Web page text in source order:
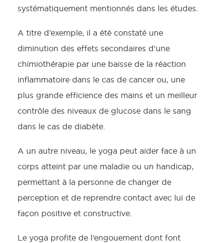
systématiquement mentionnés dans les études.
A titre d’exemple, il a été constaté une
diminution des effets secondaires d’une
chimiothérapie par une baisse de la réaction
inflammatoire dans le cas de cancer ou, une
plus grande efficience des mains et un meilleur
contrôle des niveaux de glucose dans le sang
dans le cas de diabète.
A un autre niveau, le yoga peut aider face à un
corps atteint par une maladie ou un handicap,
permettant à la personne de changer de
perception et de reprendre contact avec lui de
façon positive et constructive.
Le yoga profite de l’engouement dont font